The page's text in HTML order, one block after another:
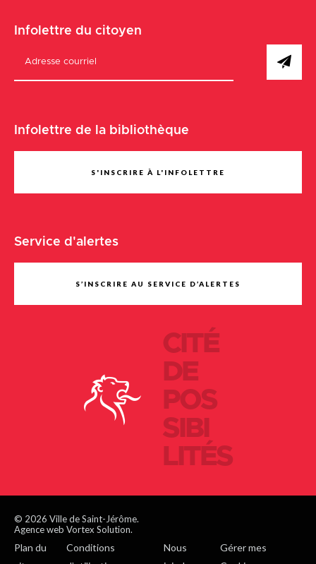
CITÉ
DE
POS
SIBI
LITÉS
Infolettre du citoyen
Infolettre de la bibliothèque
S'INSCRIRE À L'INFOLETTRE
Service d'alertes
S’INSCRIRE AU SERVICE D’ALERTES
© 2026 Ville de Saint-Jérôme.
Agence web Vortex Solution.
Plan du
Conditions
Nous
Gérer mes